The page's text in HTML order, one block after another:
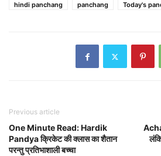
hindi panchang
panchang Today's
Previous article
One Minute Read: Hardik
Pandya क्रिकेट की क्लास का शैतान
परन्तु प्रतिभाशाली बच्चा